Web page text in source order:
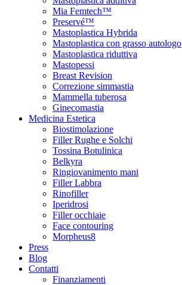
Mia Femtech™
Preservé™
Mastoplastica Hybrida
Mastoplastica con grasso autologo
Mastoplastica riduttiva
Mastopessi
Breast Revision
Correzione simmastia
Mammella tuberosa
Ginecomastia
Medicina Estetica
Biostimolazione
Filler Rughe e Solchi
Tossina Botulinica
Belkyra
Ringiovanimento mani
Filler Labbra
Rinofiller
Iperidrosi
Filler occhiaie
Face contouring
Morpheus8
Press
Blog
Contatti
Finanziamenti